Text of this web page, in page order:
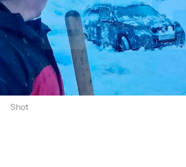
Shot